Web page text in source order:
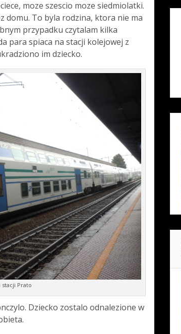
moze szescio moze siedmiolatki.
domu. To byla rodzina, ktora nie ma
przypadku czytalam kilka
para spiaca na stacji kolejowej z
im dziecko.
stacji Prato
Dziecko zostalo odnalezione w